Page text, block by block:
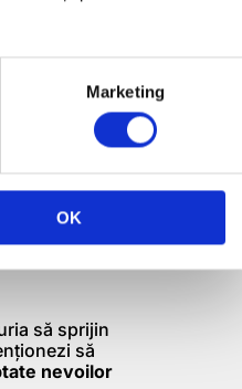
Marketing
OK
mici și mijlocii
locali și
transformat
și
să sprijin
să
nevoilor